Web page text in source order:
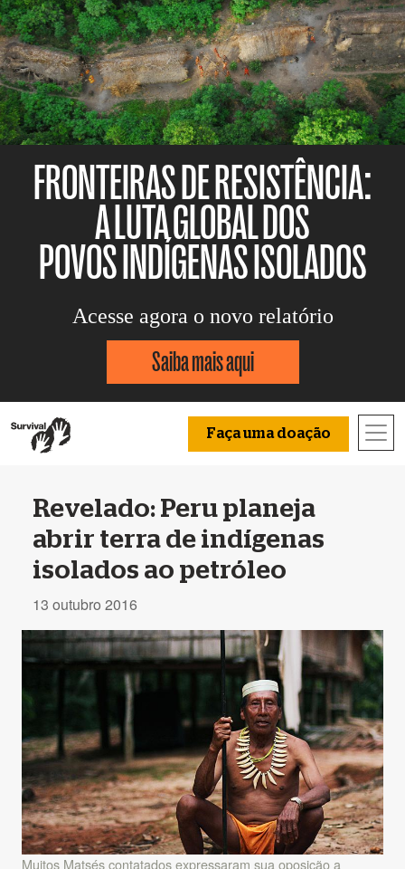
FRONTEIRAS DE RESISTÊNCIA:
A LUTA GLOBAL DOS
POVOS INDÍGENAS ISOLADOS
Acesse agora o novo relatório
Saiba mais aqui
Faça uma doação
Revelado: Peru planeja
abrir terra de indígenas
isolados ao petróleo
13 outubro 2016
Muitos Matsés contatados expressaram sua oposição a